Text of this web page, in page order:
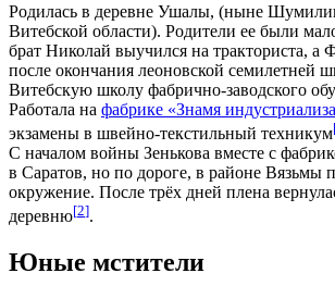
Родилась в деревне Ушалы, (ныне
Витебской области). Родители ее были
брат Николай выучился на тракториста, а
после окончания леоновской семилетней
Витебскую школу фабрично-заводского
Работала на фабрике «Знамя
экзамены в швейно-текстильный техникум
С началом войны Зенькова вместе с
в Саратов, но по дороге, в районе Вязьмы
окружение. После трёх дней плена
деревню[2].
Юные мстители